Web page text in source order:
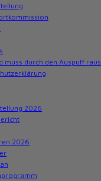
muss durch den Auspuff raus
2026
2026